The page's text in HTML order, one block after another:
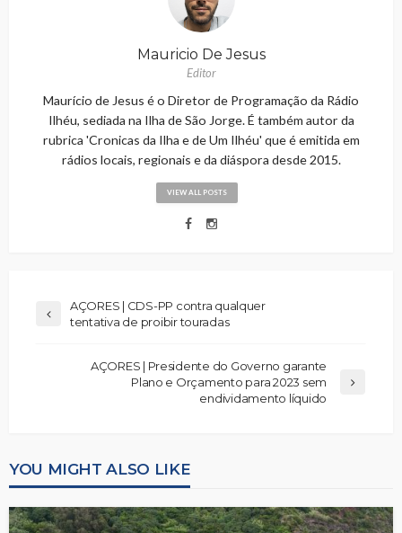
Mauricio De Jesus
Editor
Maurício de Jesus é o Diretor de Programação da Rádio
Ilhéu, sediada na Ilha de São Jorge. É também autor da
rubrica 'Cronicas da Ilha e de Um Ilhéu' que é emitida em
rádios locais, regionais e da diáspora desde 2015.
VIEW ALL POSTS
AÇORES | CDS-PP contra qualquer
tentativa de proibir touradas
AÇORES | Presidente do Governo garante
Plano e Orçamento para 2023 sem
endividamento líquido
YOU MIGHT ALSO LIKE